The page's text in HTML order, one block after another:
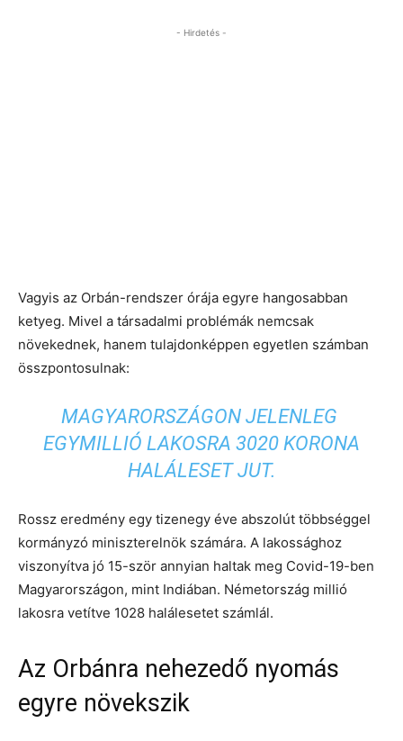
- Hirdetés -
Vagyis az Orbán-rendszer órája egyre hangosabban
ketyeg. Mivel a társadalmi problémák nemcsak
növekednek, hanem tulajdonképpen egyetlen számban
összpontosulnak:
MAGYARORSZÁGON JELENLEG
EGYMILLIÓ LAKOSRA 3020 KORONA
HALÁLESET JUT.
Rossz eredmény egy tizenegy éve abszolút többséggel
kormányzó miniszterelnök számára. A lakossághoz
viszonyítva jó 15-ször annyian haltak meg Covid-19-ben
Magyarországon, mint Indiában. Németország millió
lakosra vetítve 1028 halálesetet számlál.
Az Orbánra nehezedő nyomás
egyre növekszik